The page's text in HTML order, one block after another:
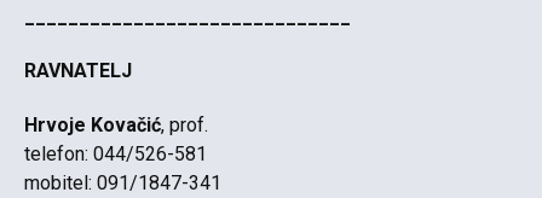
RAVNATELJ
Hrvoje Kovačić, prof.
telefon: 044/526-581
mobitel: 091/1847-341